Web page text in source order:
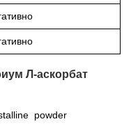
Л-аскорбат
powder